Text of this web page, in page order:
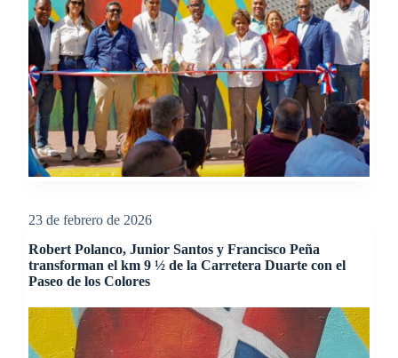
23 de febrero de 2026
Robert Polanco, Junior Santos y Francisco Peña
transforman el km 9 ½ de la Carretera Duarte con el
Paseo de los Colores